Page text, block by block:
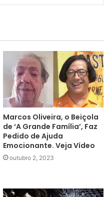
Marcos Oliveira, o Beiçola
de ‘A Grande Família’, Faz
Pedido de Ajuda
Emocionante. Veja Vídeo
outubro 2, 2023